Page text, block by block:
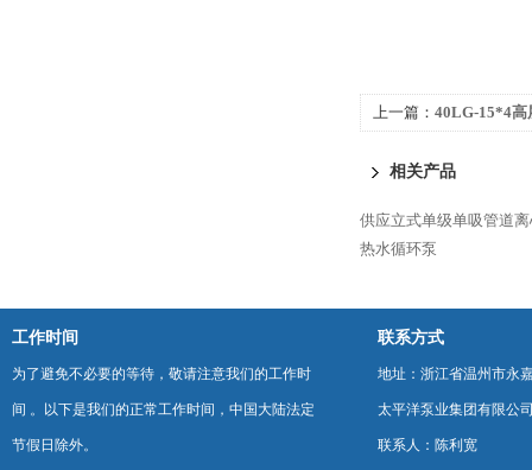
上一篇： 40LG-15*4高
相关产品
供应立式单级单吸管道
热水循环泵
工作时间
为了避免不必要的等待，敬请注意我们的工作时
间 。以下是我们的正常工作时间，中国大陆法定
节假日除外。
联系方式
地址：浙江省温州市永
太平洋泵业集团有限公
联系人：陈利宽